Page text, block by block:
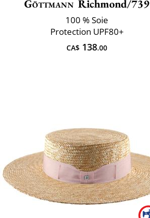
Göttmann Richmond/739
100 % Soie
Protection UPF80+
CA$ 138.00